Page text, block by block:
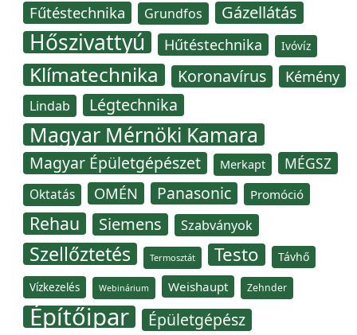
Fűtéstechnika Grundfos Gázellátás
Hőszivattyú Hűtéstechnika Ivóvíz
Klímatechnika Koronavírus Kémény
Lindab Légtechnika
Magyar Mérnöki Kamara
Magyar Épületgépészet Merkapt MÉGSZ
Oktatás OMÉN Panasonic Promóció
Rehau Siemens Szabványok
Szellőztetés Termosztát Testo Távhő
Vízkezelés Webinárium Weishaupt Zehnder
Építőipar Épületgépész